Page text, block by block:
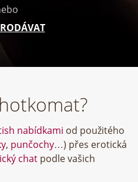
nabídkami od použitého
, punčochy…) přes erotická
chat podle vašich